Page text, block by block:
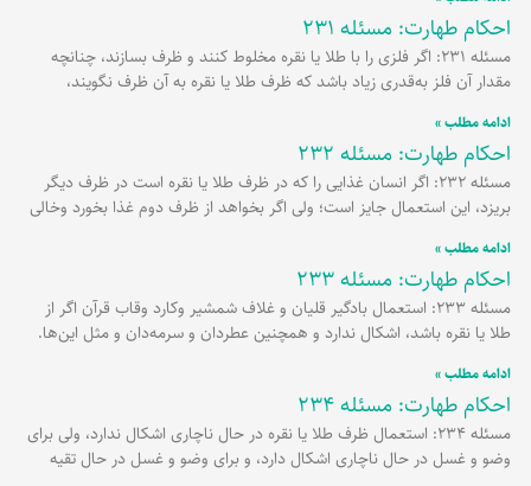
احکام طهارت: مسئله 231
مسئله 231: اگر فلزی را با طلا یا نقره مخلوط کنند و ظرف بسازند، چنانچه
مقدار آن فلز به‌قدری زیاد باشد که ظرف طلا یا نقره به آن ظرف نگویند،
ادامه مطلب »
احکام طهارت: مسئله 232
مسئله 232: اگر انسان غذایی را که در ظرف طلا یا نقره است در ظرف دیگر
بریزد، این استعمال جایز است؛ ولی اگر بخواهد از ظرف دوم غذا بخورد وخالی
ادامه مطلب »
احکام طهارت: مسئله 233
مسئله 233: استعمال بادگیر قلیان و غلاف شمشیر وکارد وقاب قرآن اگر از
طلا یا نقره باشد، اشکال ندارد و همچنین عطردان و سرمه‌دان و مثل این‌ها.
ادامه مطلب »
احکام طهارت: مسئله 234
مسئله 234: استعمال ظرف طلا یا نقره در حال ناچاری اشکال ندارد، ولی برای
وضو و غسل در حال ناچاری اشکال دارد، و برای وضو و غسل در حال تقیه